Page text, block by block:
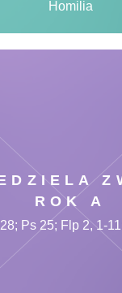
Homilia
ROK A
Ps 25; Flp 2, 1-